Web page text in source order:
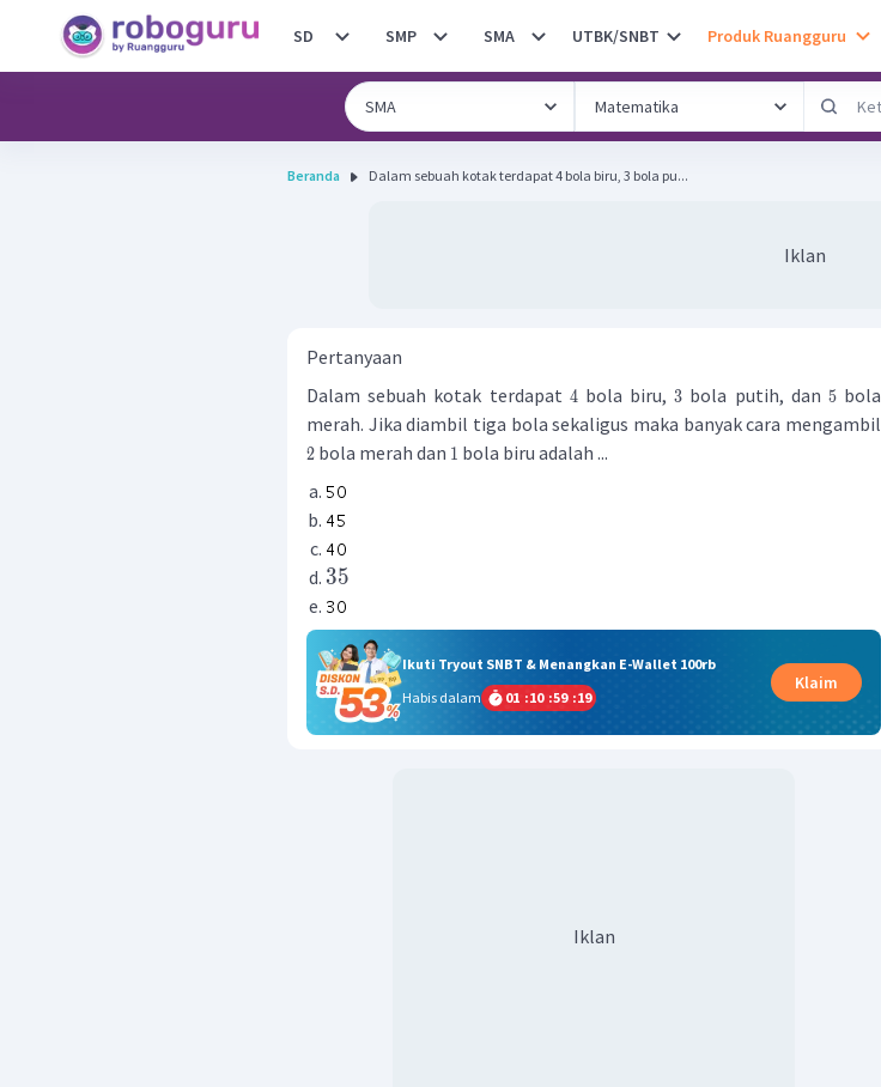
SD SMP SMA UTBK/SNBT Produk Ruangguru
Beranda Dalam sebuah kotak terdapat 4 bola biru, 3 bola pu...
Iklan
Pertanyaan
Dalam sebuah kotak terdapat 4bola biru,3 bola putih, dan 5bola
merah. Jika diambil tiga bola sekaligus maka banyak cara mengambil
2 bola merah dan 1 bola biru adalah ...
35
Ikuti Tryout SNBT & Menangkan E-Wallet 100rb
Habis dalam
01 :10 :59 :18
Klaim
Iklan